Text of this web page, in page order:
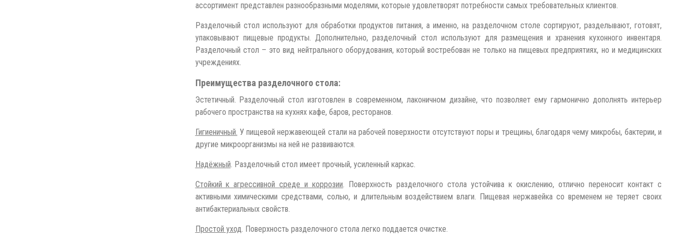
ассортимент представлен разнообразными моделями, которые удовлетворят потребности самых требовательных клиентов.
Разделочный стол используют для обработки продуктов питания, а именно, на разделочном столе сортируют, разделывают, готовят,
упаковывают пищевые продукты. Дополнительно, разделочный стол используют для размещения и хранения кухонного инвентаря.
Разделочный стол – это вид нейтрального оборудования, который востребован не только на пищевых предприятиях, но и медицинских
учреждениях.
Преимущества разделочного стола:
Эстетичный. Разделочный стол изготовлен в современном, лаконичном дизайне, что позволяет ему гармонично дополнять интерьер
рабочего пространства на кухнях кафе, баров, ресторанов.
Гигиеничный. У пищевой нержавеющей стали на рабочей поверхности отсутствуют поры и трещины, благодаря чему микробы, бактерии, и
другие микроорганизмы на ней не развиваются.
Надёжный. Разделочный стол имеет прочный, усиленный каркас.
Стойкий к агрессивной среде и коррозии. Поверхность разделочного стола устойчива к окислению, отлично переносит контакт с
активными химическими средствами, солью, и длительным воздействием влаги. Пищевая нержавейка со временем не теряет своих
антибактериальных свойств.
Простой уход. Поверхность разделочного стола легко поддается очистке.